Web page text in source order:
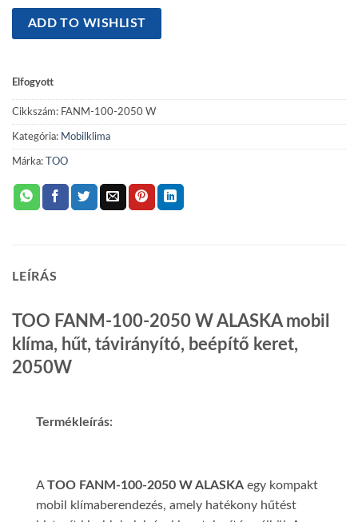
ADD TO WISHLIST
Elfogyott
Cikkszám: FANM-100-2050 W
Kategória: Mobilklima
Márka: TOO
LEÍRÁS
TOO FANM-100-2050 W ALASKA mobil
klíma, hűt, távirányító, beépítő keret,
2050W
Termékleírás:
ATOO FANM-100-2050 W ALASKA egy kompakt
mobil klímaberendezés, amely hatékony hűtést